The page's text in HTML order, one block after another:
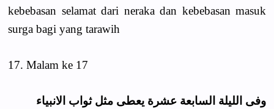
kebebasan selamat dari neraka dan kebebasan masuk
surga bagi yang tarawih
17. Malam ke 17
وفى الليلة السابعة عشرة يعطى مثل ثواب الانبياء